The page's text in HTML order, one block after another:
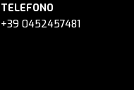
TELEFONO
+39 0452457481